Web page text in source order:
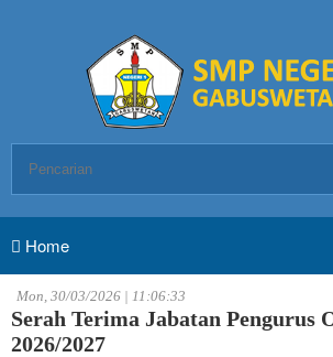
Home
Mon, 30/03/2026 | 11:06:33
Serah Terima Jabatan Pengurus
2026/2027